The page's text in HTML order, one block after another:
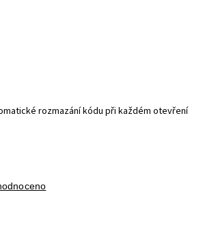
rozmazání kódu při každém otevření